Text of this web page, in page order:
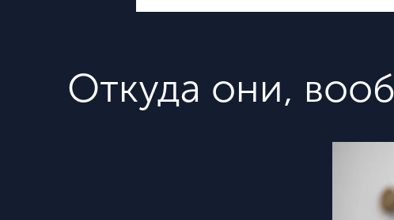
Откуда они,